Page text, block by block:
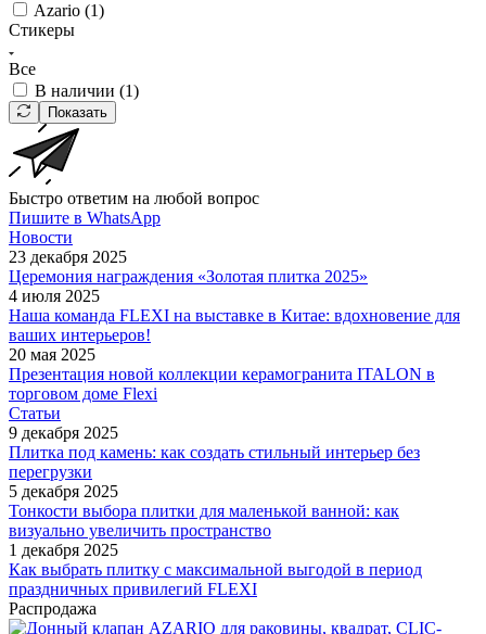
Azario (1)
Стикеры
Все
В наличии (1)
Показать
Быстро ответим на любой вопрос
Пишите в WhatsApp
Новости
23 декабря 2025
Церемония награждения «Золотая плитка 2025»
4 июля 2025
Наша команда FLEXI на выставке в Китае: вдохновение для
ваших интерьеров!
20 мая 2025
Презентация новой коллекции керамогранита ITALON в
торговом доме Flexi
Статьи
9 декабря 2025
Плитка под камень: как создать стильный интерьер без
перегрузки
5 декабря 2025
Тонкости выбора плитки для маленькой ванной: как
визуально увеличить пространство
1 декабря 2025
Как выбрать плитку с максимальной выгодой в период
праздничных привилегий FLEXI
Распродажа